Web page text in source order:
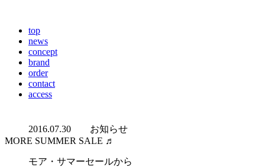
top
news
concept
brand
order
contact
access
2016.07.30 お知らせ
MORE SUMMER SALE ♬
モア・サマーセールから